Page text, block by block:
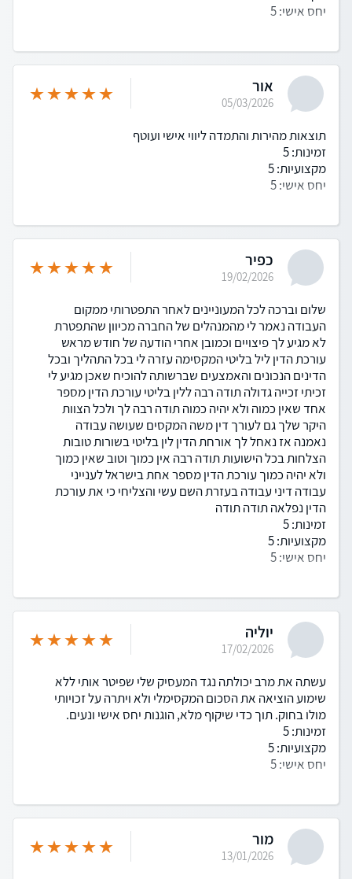
יחס אישי: 5
אור
05/03/2026
תוצאות מהירות והתמדה ליווי אישי ועוטף
זמינות: 5
מקצועיות: 5
יחס אישי: 5
כפיר
19/02/2026
שלום וברכה לכל המעוניינים לאחר התפטרותי ממקום
העבודה נאמר לי מהמנהלים של החברה מכיוון שהתפטרת
לא מגיע לך פיצויים וכמובן אחרי הודעה של חודש מראש
עורכת הדין ליל בליטי המקסימה עזרה לי בכל התהליך ובכל
הדינים הנכונים והאמצעים שברשותה להוכיח שאכן מגיע לי
זכיתי זכייה גדולה תודה רבה ללין בליטי עורכת הדין מספר
אחד שאין כמוה ולא יהיה כמוה תודה רבה לך ולכל הצוות
היקר שלך גם לעורך דין משה המקסים שעושה עבודה
נאמנה אז נאחל לך אורחת הדין לין בליטי בשורות טובות
הצלחות בכל הישועות תודה רבה אין כמוך וטוב שאין כמוך
ולא יהיה כמוך עורכת הדין מספר אחת בישראל לענייני
עבודה דיני עבודה בעזרת השם עשי והצליחי כי את עורכת
הדין נפלאה תודה תודה
זמינות: 5
מקצועיות: 5
יחס אישי: 5
יוליה
17/02/2026
עשתה את מרב יכולתה נגד המעסיק שלי שפיטר אותי ללא
שימוע הוציאה את הסכום המקסימלי ולא ויתרה על זכויותי
מולו בחוק. תוך כדי שיקוף מלא, הוגנות יחס אישי ונעים.
זמינות: 5
מקצועיות: 5
יחס אישי: 5
מור
13/01/2026